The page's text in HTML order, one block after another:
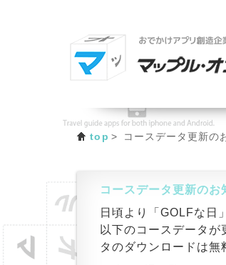
top コースデータ更新の
コースデータ更新のお
日頃より「GOLFな日
以下のコースデータ
タのダウンロードは無